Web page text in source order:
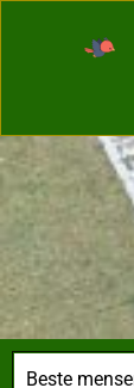
Beste